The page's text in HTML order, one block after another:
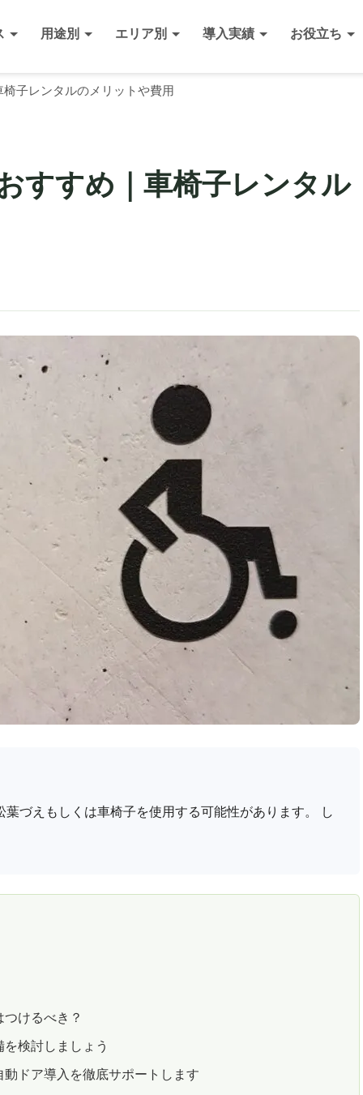
用途別 エリア別 導入実績 お役立ち
子レンタルのメリットや費用
すすめ｜車椅子レンタル
づえもしくは車椅子を使用する可能性があります。 し
けるべき？
検討しましょう
ドア導入を徹底サポートします